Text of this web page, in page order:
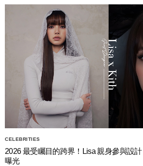
CELEBRITIES
2026 最受矚目的跨界！Lisa 親身參與設
曝光